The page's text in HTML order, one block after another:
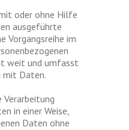
oder ohne Hilfe
ausgeführte
Vorgangsreihe im
weit und umfasst
mit Daten.
Verarbeitung
in einer Weise,
Daten ohne